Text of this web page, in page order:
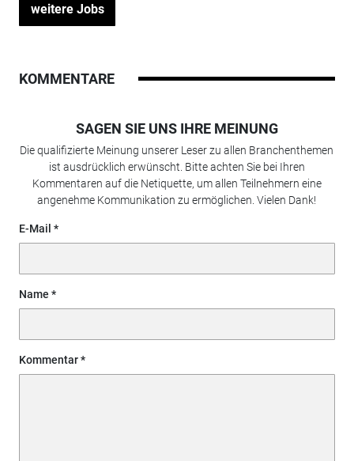
weitere Jobs
KOMMENTARE
SAGEN SIE UNS IHRE MEINUNG
Die qualifizierte Meinung unserer Leser zu allen Branchenthemen
ist ausdrücklich erwünscht. Bitte achten Sie bei Ihren
Kommentaren auf die Netiquette, um allen Teilnehmern eine
angenehme Kommunikation zu ermöglichen. Vielen Dank!
E-Mail
Name
Kommentar